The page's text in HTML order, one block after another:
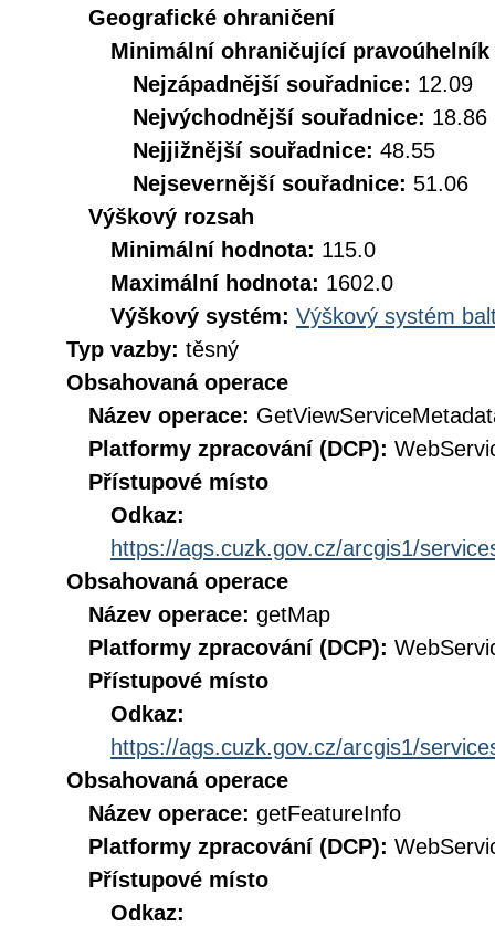
Geografické ohraničení
Minimální ohraničující pravoúhelník
Nejzápadnější souřadnice: 12.09
Nejvýchodnější souřadnice: 18.86
Nejjižnější souřadnice: 48.55
Nejsevernější souřadnice: 51.06
Výškový rozsah
Minimální hodnota: 115.0
Maximální hodnota: 1602.0
Výškový systém: Výškový systém
Typ vazby: těsný
Obsahovaná operace
Název operace:
Platformy zpracování (DCP):
Přístupové místo
Odkaz:
https://ags.cuzk.gov.cz/arcgis1/
Obsahovaná operace
Název operace: getMap
Platformy zpracování (DCP):
Přístupové místo
Odkaz:
https://ags.cuzk.gov.cz/arcgis1/
Obsahovaná operace
Název operace: getFeatureInfo
Platformy zpracování (DCP):
Přístupové místo
Odkaz: